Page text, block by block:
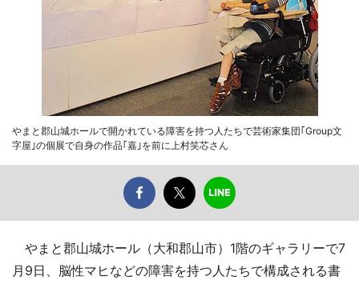
やまと郡山城ホールで開かれている障害を持つ人たちで芸術家集団｢Group文
字屋｣の個展で自身の作品｢嘉｣を前に上村笑芯さん
やまと郡山城ホール（大和郡山市）1階のギャラリーで7
月9日、脳性マヒなどの障害を持つ人たちで構成される書